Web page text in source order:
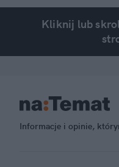
Kliknij lub
Informacje i opinie,